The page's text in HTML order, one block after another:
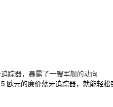
踪器，暴露了一艘军舰的动向
欧元的廉价蓝牙追踪器，就能轻